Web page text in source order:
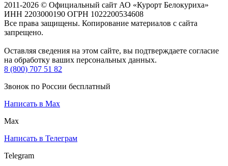
2011-2026 © Официальный сайт АО «Курорт Белокуриха»
ИНН 2203000190 ОГРН 1022200534608
Все права защищены. Копирование материалов с сайта
запрещено.
Оставляя сведения на этом сайте, вы подтверждаете согласие
на обработку ваших персональных данных.
8 (800) 707 51 82
Звонок по России бесплатный
Написать в Max
Max
Написать в Телеграм
Telegram